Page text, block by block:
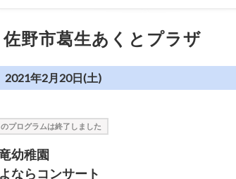
佐野市葛生あくとプラザ
2021年2月20日(土)
プログラムは終了しました
幼稚園
ならコンサート